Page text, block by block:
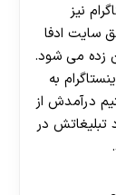
نیز
سایت ادفا
دلار تخمین زده می شود.
به
درآمدش از
تبلیغاتش در